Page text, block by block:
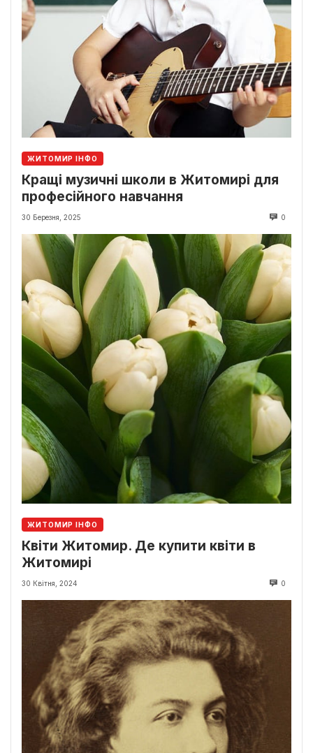
ЖИТОМИР ІНФО
Кращі музичні школи в Житомирі для
професійного навчання
30 Березня, 2025 0
ЖИТОМИР ІНФО
Квіти Житомир. Де купити квіти в
Житомирі
30 Квітня, 2024 0